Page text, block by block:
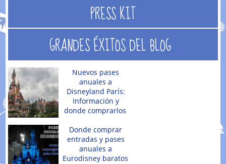
PRESS KIT
GRANDES ÉXITOS DEL BLOG
Nuevos pases
anuales a
Disneyland París:
Información y
donde comprarlos
Donde comprar
entradas y pases
anuales a
Eurodisney baratos